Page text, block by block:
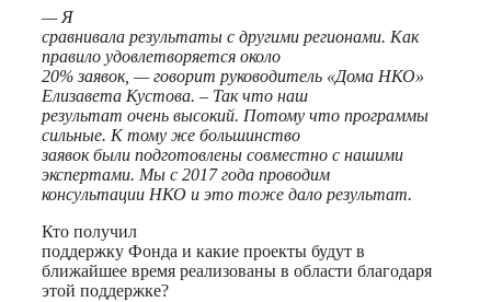
— Я
сравнивала результаты с другими регионами. Как
правило удовлетворяется около
20% заявок, — говорит руководитель «Дома НКО»
Елизавета Кустова. – Так что наш
результат очень высокий. Потому что программы
сильные. К тому же большинство
заявок были подготовлены совместно с нашими
экспертами. Мы с 2017 года проводим
консультации НКО и это тоже дало результат.
Кто получил
поддержку Фонда и какие проекты будут в
ближайшее время реализованы в области благодаря
этой поддержке?